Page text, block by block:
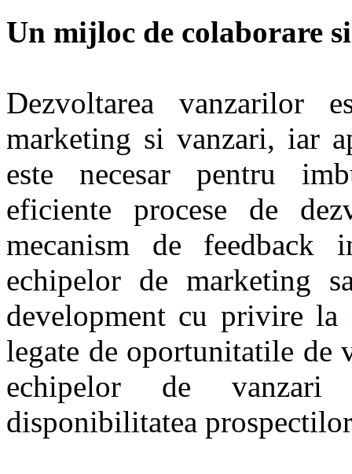
Un mijloc de colaborare
Dezvoltarea vanzarilor
marketing si vanzari, iar
este necesar pentru
eficiente procese de
mecanism de feedback
echipelor de marketing
development cu privire la
legate de oportunitatile de
echipelor de vanzari
disponibilitatea